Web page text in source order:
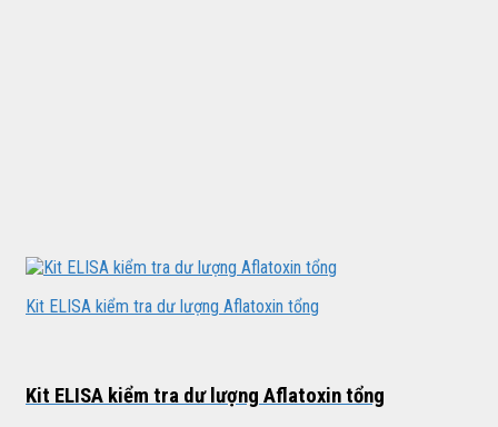
Kit ELISA kiểm tra dư lượng Aflatoxin tổng
Kit ELISA kiểm tra dư lượng Aflatoxin tổng